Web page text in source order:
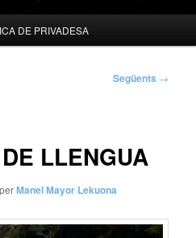
DE PRIVADESA
Següents →
LLENGUA
perManel Mayor Lekuona